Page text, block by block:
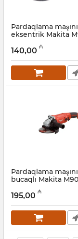
Pardaqlama maşını
eksentrik Makita
004001124
140,00 ₼
Pardaqlama maşını
bucaqlı Makita
004001122
195,00 ₼